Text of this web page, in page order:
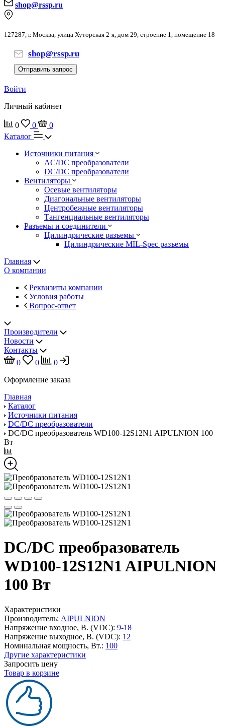
shop@rssp.ru
127287, г. Москва, улица Хуторская 2-я, дом 29, строение 1, помещение 18
shop@rssp.ru
Отправить запрос
Войти
Личный кабинет
0 0
0
Каталог
Источники питания
AC/DC преобразователи
DC/DC преобразователи
Вентиляторы
Осевые вентиляторы
Диагональные вентиляторы
Центробежные вентиляторы
Тангенциальные вентиляторы
Разъемы и соединители
Цилиндрические разъемы
Цилиндрические MIL-Spec разъемы
Главная
О компании
Реквизиты компании
Условия работы
Вопрос-ответ
Производители
Новости
Контакты
0
0
0
Оформление заказа
Главная
Каталог
Источники питания
DC/DC преобразователи
DC/DC преобразователь WD100-12S12N1 AIPULNION 100
Вт
DC/DC преобразователь
WD100-12S12N1 AIPULNION
100 Вт
Характеристики
Производитель: AIPULNION
Напряжение входное, В. (VDC): 9-18
Напряжение выходное, В. (VDC): 12
Номинальная мощность, Вт.: 100
Другие характеристики
Запросить цену
Товар в корзине